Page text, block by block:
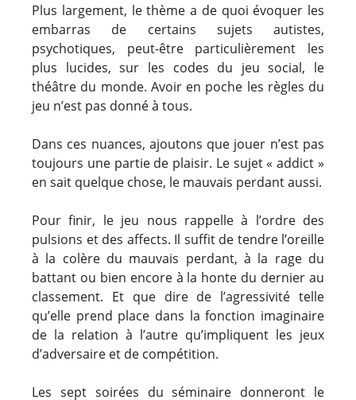
Plus largement, le thème a de quoi évoquer les
embarras de certains sujets autistes,
psychotiques, peut-être particulièrement les
plus lucides, sur les codes du jeu social, le
théâtre du monde. Avoir en poche les règles du
jeu n’est pas donné à tous.
Dans ces nuances, ajoutons que jouer n’est pas
toujours une partie de plaisir. Le sujet « addict »
en sait quelque chose, le mauvais perdant aussi.
Pour finir, le jeu nous rappelle à l’ordre des
pulsions et des affects. Il suffit de tendre l’oreille
à la colère du mauvais perdant, à la rage du
battant ou bien encore à la honte du dernier au
classement. Et que dire de l’agressivité telle
qu’elle prend place dans la fonction imaginaire
de la relation à l’autre qu’impliquent les jeux
d’adversaire et de compétition.
Les sept soirées du séminaire donneront le